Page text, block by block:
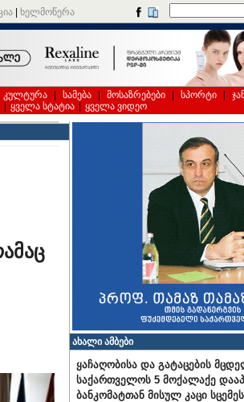
ხელმოწერა
კულტურა სამება მოსაზრებები სპორტი
ყველა სტატია ყველა ვიდეო
ახალი ამბები
ყაჩაღობისა და გატაცების
საქართველოს 5 მოქალაქე
ბანკომატთან მისულ კაცი